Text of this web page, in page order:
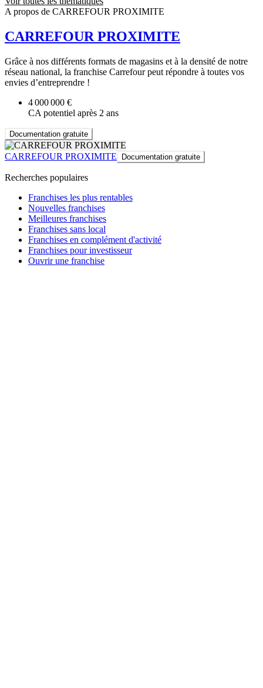
A propos de CARREFOUR PROXIMITE
CARREFOUR PROXIMITE
Grâce à nos différents formats de magasins et à la densité de notre
réseau national, la franchise Carrefour peut répondre à toutes vos
envies d’entreprendre !
4 000 000 €
CA potentiel après 2 ans
Documentation gratuite
CARREFOUR PROXIMITE Documentation gratuite
Recherches populaires
Franchises les plus rentables
Nouvelles franchises
Meilleures franchises
Franchises sans local
Franchises en complément d'activité
Franchises pour investisseur
Ouvrir une franchise